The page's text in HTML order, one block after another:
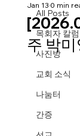
All Posts
목회자 칼럼
사진방
교회 소식
나눔터
간증
주 박
Jan 130 min